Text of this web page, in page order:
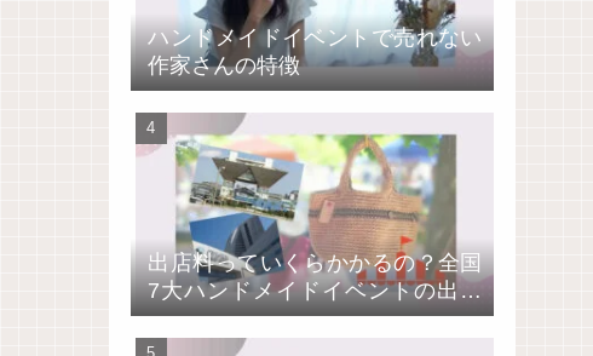
ハンドメイドイベントで売れない
作家さんの特徴
出店料っていくらかかるの？全国
7大ハンドメイドイベントの出店
費用を比較